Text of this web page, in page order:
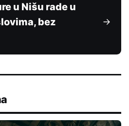
u Nišu rade u
bez